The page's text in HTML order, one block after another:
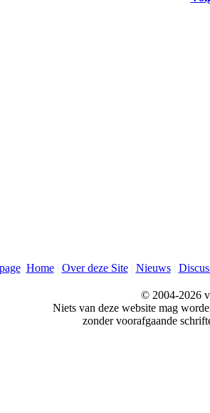
Home| Over deze Site| Nieuws|
© 2004-2026
Niets van deze website mag
zonder voorafgaande